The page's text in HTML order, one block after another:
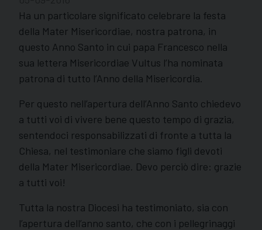
Ha un particolare significato celebrare la festa
della Mater Misericordiae, nostra patrona, in
questo Anno Santo in cui papa Francesco nella
sua lettera Misericordiae Vultus l’ha nominata
patrona di tutto l’Anno della Misericordia.
Per questo nell’apertura dell’Anno Santo chiedevo
a tutti voi di vivere bene questo tempo di grazia,
sentendoci responsabilizzati di fronte a tutta la
Chiesa, nel testimoniare che siamo figli devoti
della Mater Misericordiae. Devo perciò dire: grazie
a tutti voi!
Tutta la nostra Diocesi ha testimoniato, sia con
l’apertura dell’anno santo, che con i pellegrinaggi